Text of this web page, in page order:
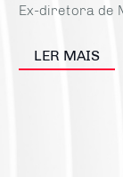
Ex-diretora de
LER MAIS